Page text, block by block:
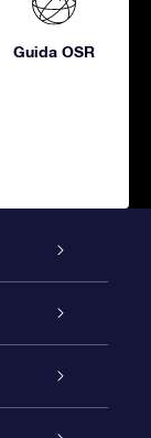
Guida OSR